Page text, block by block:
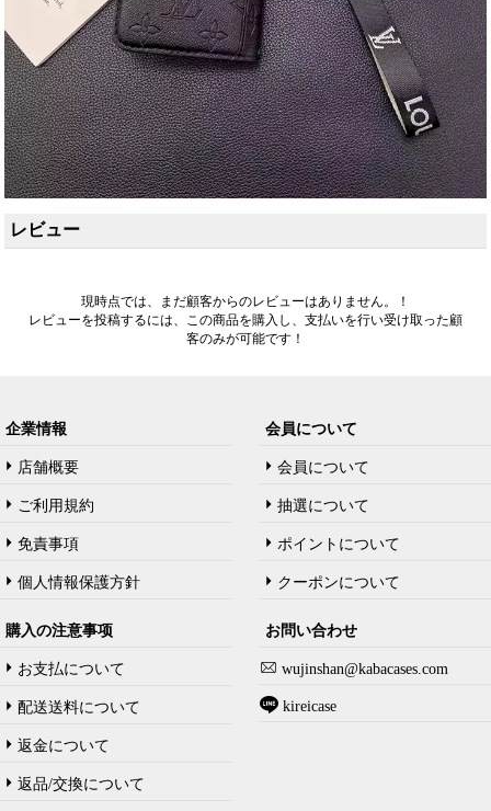
レビュー
現時点では、まだ顧客からのレビューはありません。！
レビューを投稿するには、この商品を購入し、支払いを行い受け取った顧
客のみが可能です！
企業情報
店舗概要
ご利用規約
免責事項
個人情報保護方針
会員について
会員について
抽選について
ポイントについて
クーポンについて
購入の注意事项
お支払について
配送送料について
返金について
返品/交換について
お問い合わせ
wujinshan@kabacases.com
kireicase